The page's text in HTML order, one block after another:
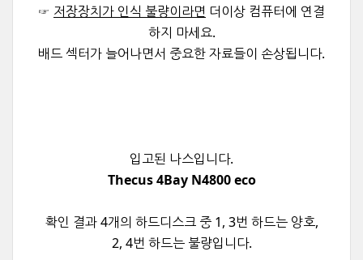
☞ 저장장치가 인식 불량이라면 더이상 컴퓨터에 연결
하지 마세요.
배드 섹터가 늘어나면서 중요한 자료들이 손상됩니다.
입고된 나스입니다.
Thecus 4Bay N4800 eco
확인 결과 4개의 하드디스크 중 1, 3번 하드는 양호,
2, 4번 하드는 불량입니다.